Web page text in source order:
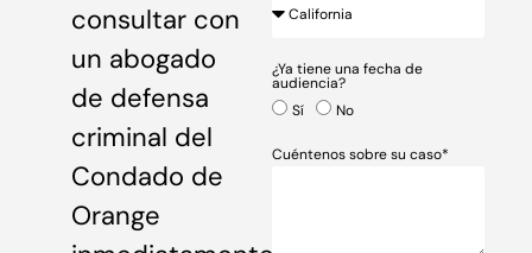
consultar con
un abogado
de defensa
criminal del
Condado de
Orange
¿Ya tiene una fecha de
audiencia?
Sí
No
Cuéntenos sobre su caso*